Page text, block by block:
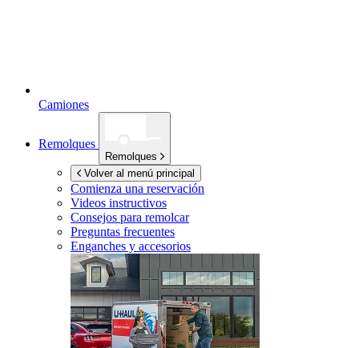
Camiones
Remolques
Remolques
Volver al menú principal
Comienza una reservación
Videos instructivos
Consejos para remolcar
Preguntas frecuentes
Enganches y accesorios